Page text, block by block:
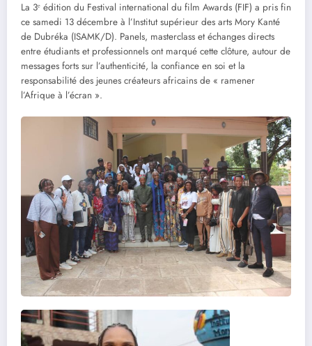
La 3ᵉ édition du Festival international du film Awards (FIF) a pris fin
ce samedi 13 décembre à l’Institut supérieur des arts Mory Kanté
de Dubréka (ISAMK/D). Panels, masterclass et échanges directs
entre étudiants et professionnels ont marqué cette clôture, autour de
messages forts sur l’authenticité, la confiance en soi et la
responsabilité des jeunes créateurs africains de « ramener
l’Afrique à l’écran ».